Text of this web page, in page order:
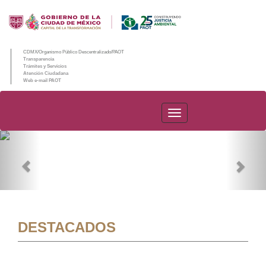
CDMX/Organismo Público Descentralizado/PAOT
Transparencia
Trámites y Servicios
Atención Ciudadana
Web e-mail PAOT
PAOT
DESTACADOS